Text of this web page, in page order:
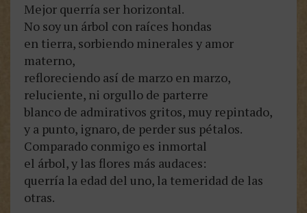
Mejor querría ser horizontal.
No soy un árbol con raíces hondas
en tierra, sorbiendo minerales y amor
materno,
refloreciendo así de marzo en marzo,
reluciente, ni orgullo de parterre
blanco de admirativos gritos, muy repintado,
y a punto, ignaro, de perder sus pétalos.
Comparado conmigo es inmortal
el árbol, y las flores más audaces:
querría la edad del uno, la temeridad de las
otras.